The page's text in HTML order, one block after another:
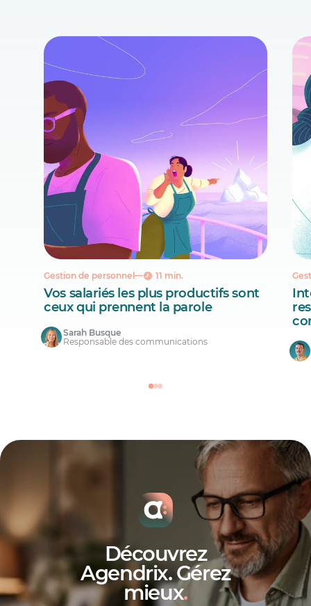
Gestion de personnel 11 min.
Vos salariés les plus productifs sont
ceux qui prennent la parole
Sarah Busque
Responsable des communications
Découvrez
Agendrix. Gérez
mieux.